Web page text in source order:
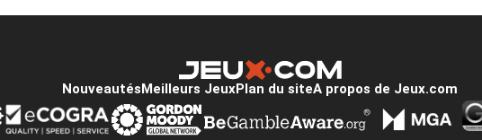
Nouveautés Meilleurs JeuxPlan du siteA propos de Jeux.com